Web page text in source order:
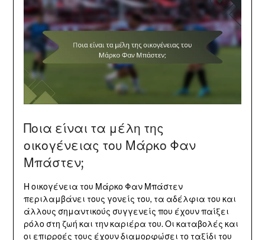
Ποια είναι τα μέλη της
οικογένειας του Μάρκο Φαν
Μπάστεν;
Η οικογένεια του Μάρκο Φαν Μπάστεν
περιλαμβάνει τους γονείς του, τα αδέλφια του και
άλλους σημαντικούς συγγενείς που έχουν παίξει
ρόλο στη ζωή και την καριέρα του. Οι καταβολές και
οι επιρροές τους έχουν διαμορφώσει το ταξίδι του